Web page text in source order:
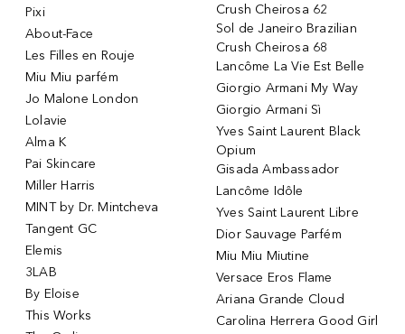
Pixi
About-Face
Les Filles en Rouje
Miu Miu parfém
Jo Malone London
Lolavie
Alma K
Pai Skincare
Miller Harris
MINT by Dr. Mintcheva
Tangent GC
Elemis
3LAB
By Eloise
This Works
Crush Cheirosa 62
Sol de Janeiro Brazilian
Crush Cheirosa 68
Lancôme La Vie Est Belle
Giorgio Armani My Way
Giorgio Armani Sì
Yves Saint Laurent Black
Opium
Gisada Ambassador
Lancôme Idôle
Yves Saint Laurent Libre
Dior Sauvage Parfém
Miu Miu Miutine
Versace Eros Flame
Ariana Grande Cloud
Carolina Herrera Good Girl